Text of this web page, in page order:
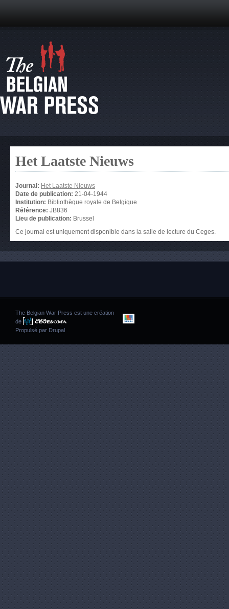
Het Laatste Nieuws
Journal: Het Laatste Nieuws
Date de publication: 21-04-1944
Institution: Bibliothèque royale de Belgique
Référence: JB836
Lieu de publication: Brussel
Ce journal est uniquement disponible dans la salle de lecture du Ceges.
The Belgian War Press est une création
de
Propulsé par Drupal